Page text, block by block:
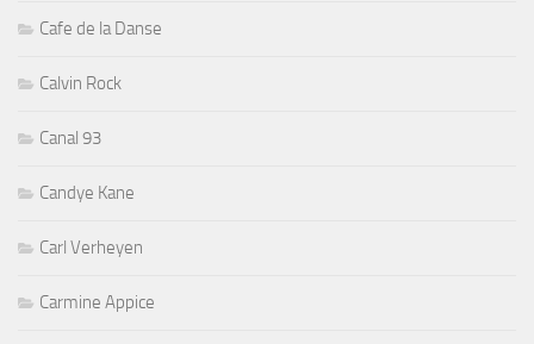
Cafe de la Danse
Calvin Rock
Canal 93
Candye Kane
Carl Verheyen
Carmine Appice